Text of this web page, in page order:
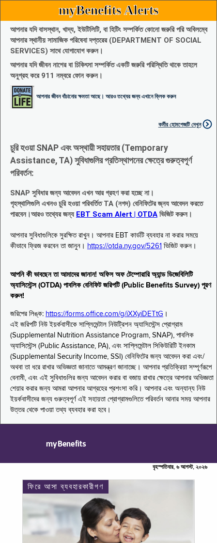
myBenefits Alerts
আপনার যদি বাসস্থান, খাদ্য, ইউটিলিটি, বা হিটিং সম্পর্কিত কোনো জরুরি পরি অবিলম্বে
আপনার স্থানীয় সামাজিক পরিষেবা দপ্তরের (DEPARTMENT OF SOCIAL
SERVICES) সাথে যোগাযোগ করুন।
আপনার যদি জীবন নাশের বা চিকিৎসা সম্পর্কিত একটি জরুরি পরিস্থিতি থাকে তাহলে
অনুগ্রহ করে 911 নম্বরে ফোন করুন।
আপনার জীবন বাঁচানোর ক্ষমতা আছে। আরও তথ্যের জন্য এখানে ক্লিক করুন
কর্মীর হোমপেজটি দেখুন
চুরি হওয়া SNAP এবং অস্থায়ী সহায়তার (Temporary
Assistance, TA) সুবিধাগুলির প্রতিস্থাপনের ক্ষেত্রে গুরুত্বপূর্ণ
পরিবর্তন:
SNAP সুবিধার জন্য আবেদন এখন আর গ্রহণ করা হচ্ছে না।
গৃহস্থালিগুলি এখনও চুরি হওয়া পরিবর্তিত TA (নগদ) বেনিফিটের জ্নয আবেদন করতে
পারবেন।আরও তথ্যের জন্য EBT Scam Alert | OTDA ভিজিট করুন।
আপনার সুবিধাগুলিকে সুরক্ষিত রাখুন। আপনার EBT কার্ডটি ব্যবহার না করার সময়ে
কীভাবে ফ্রিজ করবেন তা জানুন। https://otda.ny.gov/5261 ভিজিট করুন।
আপনি কী ভাবছেন তা আমাদের জানান! অফিস অফ টেম্পোরারি অ্যান্ড ডিজেবিলিটি
অ্যাসিস্টেন্স (OTDA) পাবলিক বেনিফিট জরিপটি (Public Benefits Survey) পূরণ
করুন!
জরিপের লিঙ্ক: https://forms.office.com/g/iXXyiDETtG ।
এই জরিপটি নিউ ইয়র্কবাসীকে সাপ্লিমেন্টাল নিউট্রিশন অ্যাসিস্টেন্স প্রোগ্রাম
(Supplemental Nutrition Assistance Program, SNAP), পাবলিক
অ্যাসিস্টেন্স (Public Assistance, PA), এবং সাপ্লিমেন্টাল সিকিউরিটি ইনকাম
(Supplemental Security Income, SSI) বেনিফিটের জন্য আবেদন করা এবং/
অথবা তা ধরে রাখার অভিজ্ঞতা জানাতে আমন্ত্রণ জানাচ্ছে। আপনার প্রতিক্রিয়া সম্পূর্ণরূপে
বেনামী, এবং এই সুবিধাগুলির জন্য আবেদন করার বা বজায় রাখার ক্ষেত্রে আপনার অভিজ্ঞতা
শেয়ার করার জন্য আমরা আপনার আগ্রহের প্রশংসা করি। আপনার এবং অন্যান্য নিউ
ইয়র্কবাসীদের জন্য গুরুত্বপূর্ণ এই সহায়তা প্রোগ্রামগুলিতে পরিবর্তন আনার সময় আপনার
উত্তর থেকে পাওয়া তথ্য ব্যবহার করা হবে।
myBenefits
বৃহস্পতিবার, ৬ আগস্ট, ২০২৬
ফিরে আসা ব্যবহারকারীগণ